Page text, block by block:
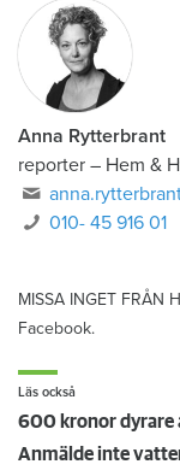
Anna Rytterbrant
reporter – Hem &
010- 45 916 01
MISSA INGET FRÅN
Facebook.
Läs också
600 kronor dyrare